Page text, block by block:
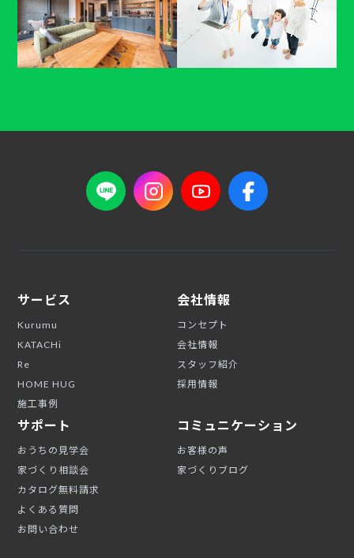
サービス
Kurumu
KATACHi
Re
HOME HUG
施工事例
会社情報
コンセプト
会社情報
スタッフ紹介
採用情報
サポート
おうちの見学会
家づくり相談会
カタログ無料請求
よくある質問
お問い合わせ
コミュニケーション
お客様の声
家づくりブログ